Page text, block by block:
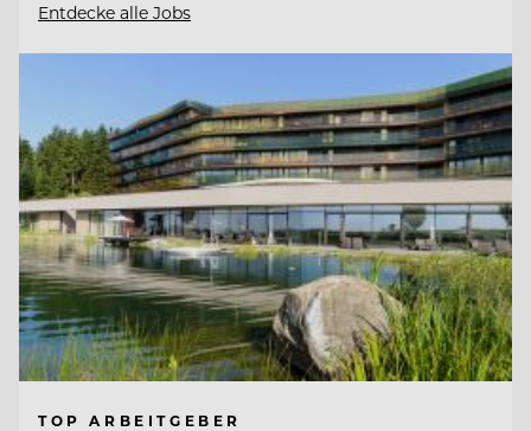
Entdecke alle Jobs
TOP ARBEITGEBER